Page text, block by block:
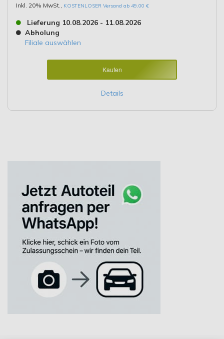
Inkl. 20% MwSt.
KOSTENLOSER Versand ab 49,00 €
Lieferung 10.08.2026 - 11.08.2026
Abholung
Filiale auswählen
Kaufen
Details